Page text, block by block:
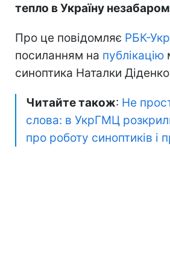
тепло в Україну
Про це повідомляє РБК-
посиланням на публікацію
синоптика Наталки
Читайте також: Не
слова: в УкрГМЦ
про роботу синоптиків і